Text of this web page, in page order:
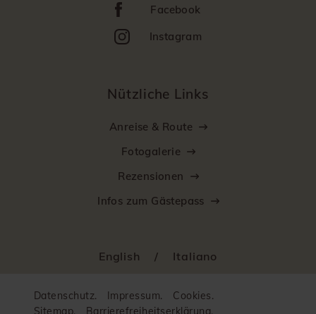
Facebook
Instagram
Nützliche Links
Anreise & Route
Fotogalerie
Rezensionen
Infos zum Gästepass
English / Italiano
Datenschutz. Impressum.
Cookies.
Sitemap.
Barrierefreiheitserklärung.